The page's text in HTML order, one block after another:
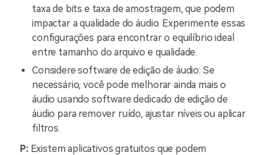
taxa de bits e taxa de amostragem, que podem
impactar a qualidade do áudio. Experimente essas
configurações para encontrar o equilíbrio ideal
entre tamanho do arquivo e qualidade.
Considere software de edição de áudio: Se
necessário, você pode melhorar ainda mais o
áudio usando software dedicado de edição de
áudio para remover ruído, ajustar níveis ou aplicar
filtros.
P:Existem aplicativos gratuitos que podem